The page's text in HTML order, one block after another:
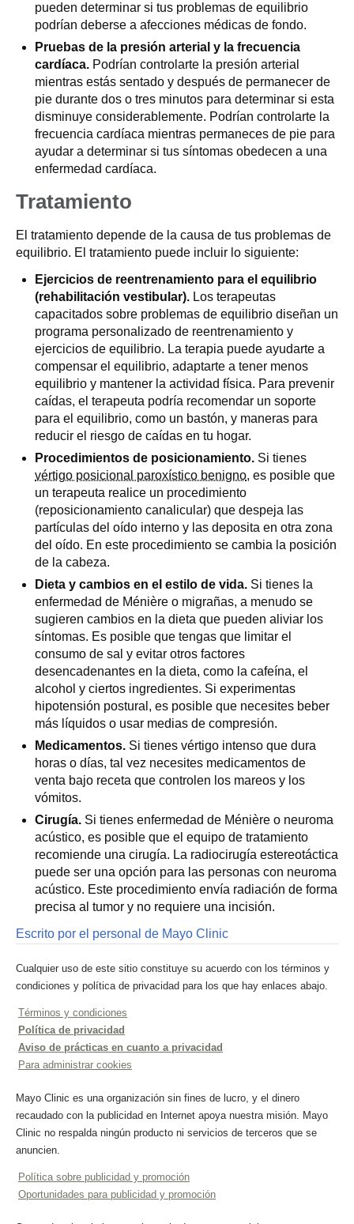
pueden determinar si tus problemas de equilibrio
podrían deberse a afecciones médicas de fondo.
Pruebas de la presión arterial y la frecuencia
cardíaca. Podrían controlarte la presión arterial
mientras estás sentado y después de permanecer de
pie durante dos o tres minutos para determinar si esta
disminuye considerablemente. Podrían controlarte la
frecuencia cardíaca mientras permaneces de pie para
ayudar a determinar si tus síntomas obedecen a una
enfermedad cardíaca.
Tratamiento
El tratamiento depende de la causa de tus problemas de
equilibrio. El tratamiento puede incluir lo siguiente:
Ejercicios de reentrenamiento para el equilibrio
(rehabilitación vestibular). Los terapeutas
capacitados sobre problemas de equilibrio diseñan un
programa personalizado de reentrenamiento y
ejercicios de equilibrio. La terapia puede ayudarte a
compensar el equilibrio, adaptarte a tener menos
equilibrio y mantener la actividad física. Para prevenir
caídas, el terapeuta podría recomendar un soporte
para el equilibrio, como un bastón, y maneras para
reducir el riesgo de caídas en tu hogar.
Procedimientos de posicionamiento. Si tienes
vértigo posicional paroxístico benigno, es posible que
un terapeuta realice un procedimiento
(reposicionamiento canalicular) que despeja las
partículas del oído interno y las deposita en otra zona
del oído. En este procedimiento se cambia la posición
de la cabeza.
Dieta y cambios en el estilo de vida. Si tienes la
enfermedad de Ménière o migrañas, a menudo se
sugieren cambios en la dieta que pueden aliviar los
síntomas. Es posible que tengas que limitar el
consumo de sal y evitar otros factores
desencadenantes en la dieta, como la cafeína, el
alcohol y ciertos ingredientes. Si experimentas
hipotensión postural, es posible que necesites beber
más líquidos o usar medias de compresión.
Medicamentos. Si tienes vértigo intenso que dura
horas o días, tal vez necesites medicamentos de
venta bajo receta que controlen los mareos y los
vómitos.
Cirugía. Si tienes enfermedad de Ménière o neuroma
acústico, es posible que el equipo de tratamiento
recomiende una cirugía. La radiocirugía estereotáctica
puede ser una opción para las personas con neuroma
acústico. Este procedimiento envía radiación de forma
precisa al tumor y no requiere una incisión.
Escrito por el personal de Mayo Clinic
Cualquier uso de este sitio constituye su acuerdo con los términos y
condiciones y política de privacidad para los que hay enlaces abajo.
Términos y condiciones
Política de privacidad
Aviso de prácticas en cuanto a privacidad
Para administrar cookies
Mayo Clinic es una organización sin fines de lucro, y el dinero
recaudado con la publicidad en Internet apoya nuestra misión. Mayo
Clinic no respalda ningún producto ni servicios de terceros que se
anuncien.
Política sobre publicidad y promoción
Oportunidades para publicidad y promoción